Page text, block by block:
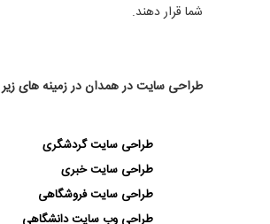
شما قرار دهند.
طراحی سایت در همدان در زمینه های
طراحی سایت گردشگری
طراحی سایت خبری
طراحی سایت فروشگاهی
طراحی وب سایت دانشگاهی